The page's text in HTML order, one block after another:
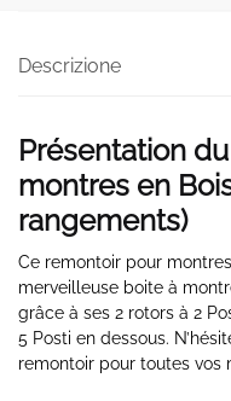
Descrizione
Présentation
montres en
rangements)
Ce remontoir pour
merveilleuse boite à
grâce à ses 2 rotors à 2
5 Posti en dessous.
remontoir pour toutes vos